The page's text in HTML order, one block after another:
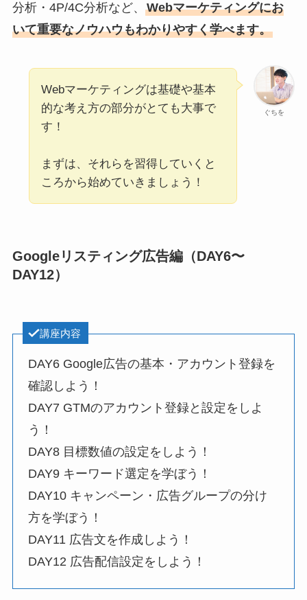
分析・4P/4C分析など、 Webマーケティングにお
いて重要なノウハウもわかりやすく学べます。
ぐちを
Webマーケティングは基礎や基本
的な考え方の部分がとても大事で
す！
まずは、それらを習得していくと
ころから始めていきましょう！
Googleリスティング広告編（DAY6〜
DAY12）
講座内容
DAY6 Google広告の基本・アカウント登録を
確認しよう！
DAY7 GTMのアカウント登録と設定をしよ
う！
DAY8 目標数値の設定をしよう！
DAY9 キーワード選定を学ぼう！
DAY10 キャンペーン・広告グループの分け
方を学ぼう！
DAY11 広告文を作成しよう！
DAY12 広告配信設定をしよう！